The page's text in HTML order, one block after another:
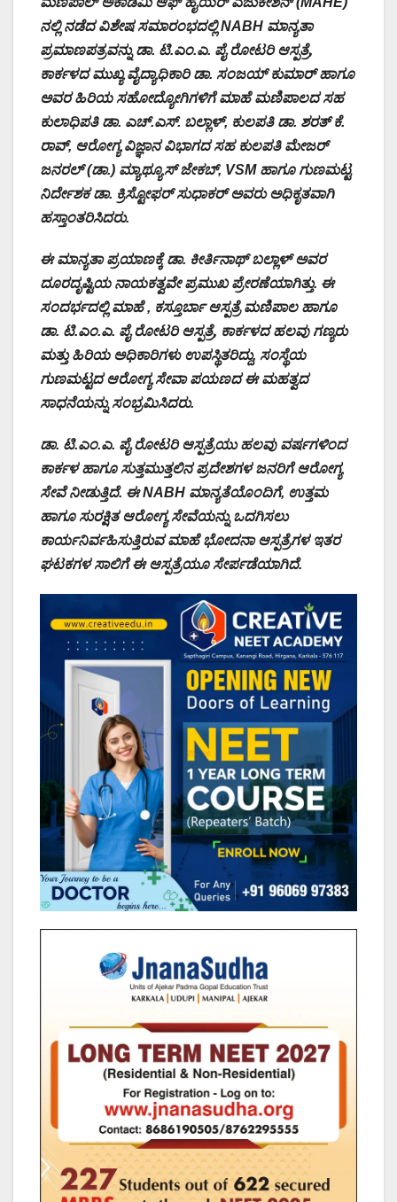
ನಲ್ಲಿ ನಡೆದ ವಿಶೇಷ ಸಮಾರಂಭದಲ್ಲಿ NABH ಮಾನ್ಯತಾ
ಪ್ರಮಾಣಪತ್ರವನ್ನು ಡಾ. ಟಿ.ಎಂ.ಎ. ಪೈ ರೋಟರಿ ಆಸ್ಪತ್ರೆ,
ಕಾರ್ಕಳದ ಮುಖ್ಯ ವೈದ್ಯಾಧಿಕಾರಿ ಡಾ. ಸಂಜಯ್ ಕುಮಾರ್ ಹಾಗೂ
ಅವರ ಹಿರಿಯ ಸಹೋದ್ಯೋಗಿಗಳಿಗೆ ಮಾಹೆ ಮಣಿಪಾಲದ ಸಹ
ಕುಲಾಧಿಪತಿ ಡಾ. ಎಚ್.ಎಸ್. ಬಲ್ಲಾಳ್, ಕುಲಪತಿ ಡಾ. ಶರತ್ ಕೆ.
ರಾವ್, ಆರೋಗ್ಯ ವಿಜ್ಞಾನ ವಿಭಾಗದ ಸಹ ಕುಲಪತಿ ಮೇಜರ್
ಜನರಲ್ (ಡಾ.) ಮ್ಯಾಥ್ಯೂಸ್ ಜೇಕಬ್, VSM ಹಾಗೂ ಗುಣಮಟ್ಟ
ನಿರ್ದೇಶಕ ಡಾ. ಕ್ರಿಸ್ಟೋಫರ್ ಸುಧಾಕರ್ ಅವರು ಅಧಿಕೃತವಾಗಿ
ಹಸ್ತಾಂತರಿಸಿದರು.
ಈ ಮಾನ್ಯತಾ ಪ್ರಯಾಣಕ್ಕೆ ಡಾ. ಕೀರ್ತಿನಾಥ್ ಬಲ್ಲಾಳ್ ಅವರ
ದೂರದೃಷ್ಟಿಯ ನಾಯಕತ್ವವೇ ಪ್ರಮುಖ ಪ್ರೇರಣೆಯಾಗಿತ್ತು. ಈ
ಸಂದರ್ಭದಲ್ಲಿ ಮಾಹೆ , ಕಸ್ತೂರ್ಬಾ ಆಸ್ಪತ್ರೆ ಮಣಿಪಾಲ ಹಾಗೂ
ಡಾ. ಟಿ.ಎಂ.ಎ. ಪೈ ರೋಟರಿ ಆಸ್ಪತ್ರೆ, ಕಾರ್ಕಳದ ಹಲವು ಗಣ್ಯರು
ಮತ್ತು ಹಿರಿಯ ಅಧಿಕಾರಿಗಳು ಉಪಸ್ಥಿತರಿದ್ದು, ಸಂಸ್ಥೆಯ
ಗುಣಮಟ್ಟದ ಆರೋಗ್ಯ ಸೇವಾ ಪಯಣದ ಈ ಮಹತ್ವದ
ಸಾಧನೆಯನ್ನು ಸಂಭ್ರಮಿಸಿದರು.
ಡಾ. ಟಿ.ಎಂ.ಎ. ಪೈ ರೋಟರಿ ಆಸ್ಪತ್ರೆಯು ಹಲವು ವರ್ಷಗಳಿಂದ
ಕಾರ್ಕಳ ಹಾಗೂ ಸುತ್ತಮುತ್ತಲಿನ ಪ್ರದೇಶಗಳ ಜನರಿಗೆ ಆರೋಗ್ಯ
ಸೇವೆ ನೀಡುತ್ತಿದೆ. ಈ NABH ಮಾನ್ಯತೆಯೊಂದಿಗೆ, ಉತ್ತಮ
ಹಾಗೂ ಸುರಕ್ಷಿತ ಆರೋಗ್ಯ ಸೇವೆಯನ್ನು ಒದಗಿಸಲು
ಕಾರ್ಯನಿರ್ವಹಿಸುತ್ತಿರುವ ಮಾಹೆ ಭೋದನಾ ಆಸ್ಪತ್ರೆಗಳ ಇತರ
ಘಟಕಗಳ ಸಾಲಿಗೆ ಈ ಆಸ್ಪತ್ರೆಯೂ ಸೇರ್ಪಡೆಯಾಗಿದೆ.